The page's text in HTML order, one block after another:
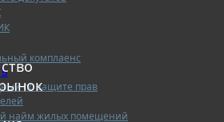
комплаенс
по защите прав
найм жилых помещений